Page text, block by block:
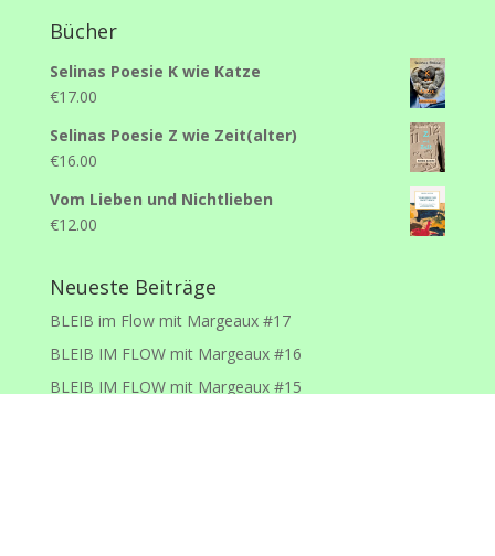
Bücher
Selinas Poesie K wie Katze
€17.00
Selinas Poesie Z wie Zeit(alter)
€16.00
Vom Lieben und Nichtlieben
€12.00
Neueste Beiträge
BLEIB im Flow mit Margeaux #17
BLEIB IM FLOW mit Margeaux #16
BLEIB IM FLOW mit Margeaux #15